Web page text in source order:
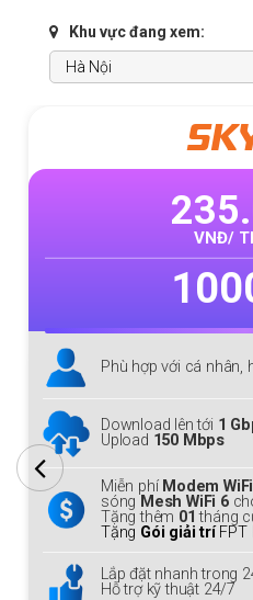
Khu vực đang xem:
VNĐ/
Phù hợp với cá nhân,
Download lên tới 1
Upload 150 Mbps
Miễn phí Modem
sóng Mesh WiFi 6
Tặng thêm 01tháng
Tặng Gói giải tríFPT
Lắp đặt nhanh trong
Hỗ trợ kỹ thuật 24/7